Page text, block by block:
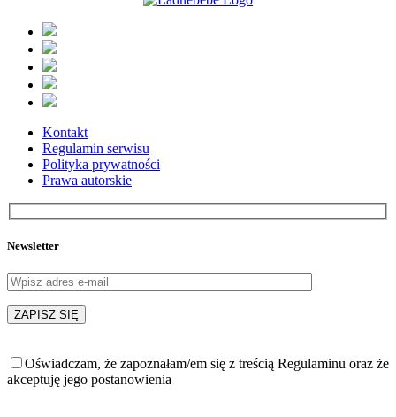
Kontakt
Regulamin serwisu
Polityka prywatności
Prawa autorskie
Newsletter
Oświadczam, że zapoznałam/em się z treścią Regulaminu oraz że
akceptuję jego postanowienia